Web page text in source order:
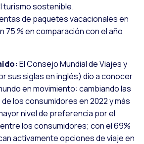
turismo sostenible.
de paquetes vacacionales en
75 % en comparación con el año
El Consejo Mundial de Viajes y
sus siglas en inglés) dio a conocer
en movimiento: cambiando las
los consumidores en 2022 y más
nivel de preferencia por el
los consumidores; con el 69%
activamente opciones de viaje en